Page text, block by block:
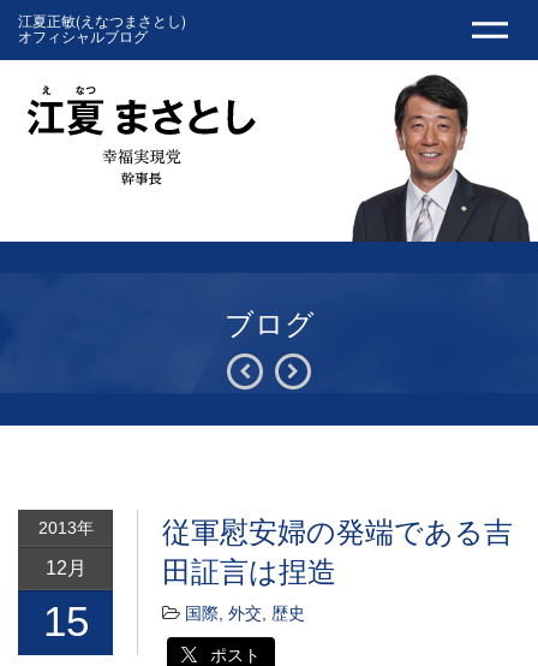
江夏正敏(えなつまさとし)
オフィシャルブログ
ブログ
2013年
12月
15
従軍慰安婦の発端である吉
田証言は捏造
国際 外交 歴史
ポスト